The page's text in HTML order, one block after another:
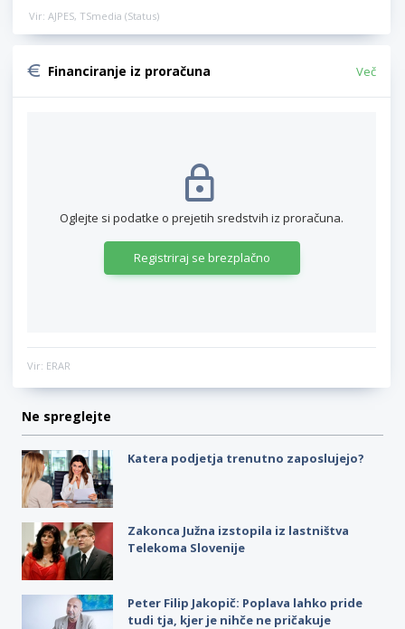
Vir: AJPES, TSmedia (Status)
Financiranje iz proračuna Več
Oglejte si podatke o prejetih sredstvih iz proračuna.
Registriraj se brezplačno
Vir: ERAR
Ne spreglejte
Katera podjetja trenutno zaposlujejo?
Zakonca Južna izstopila iz lastništva
Telekoma Slovenije
Peter Filip Jakopič: Poplava lahko pride
tudi tja, kjer je nihče ne pričakuje